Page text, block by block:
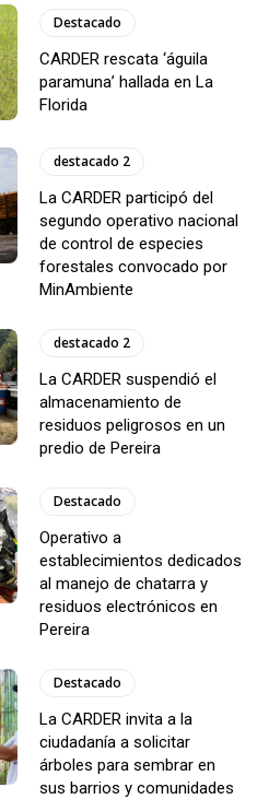
Destacado
CARDER rescata ‘águila
paramuna’ hallada en La
Florida
destacado 2
La CARDER participó del
segundo operativo nacional
de control de especies
forestales convocado por
MinAmbiente
destacado 2
La CARDER suspendió el
almacenamiento de
residuos peligrosos en un
predio de Pereira
Destacado
Operativo a
establecimientos dedicados
al manejo de chatarra y
residuos electrónicos en
Pereira
Destacado
La CARDER invita a la
ciudadanía a solicitar
árboles para sembrar en
sus barrios y comunidades